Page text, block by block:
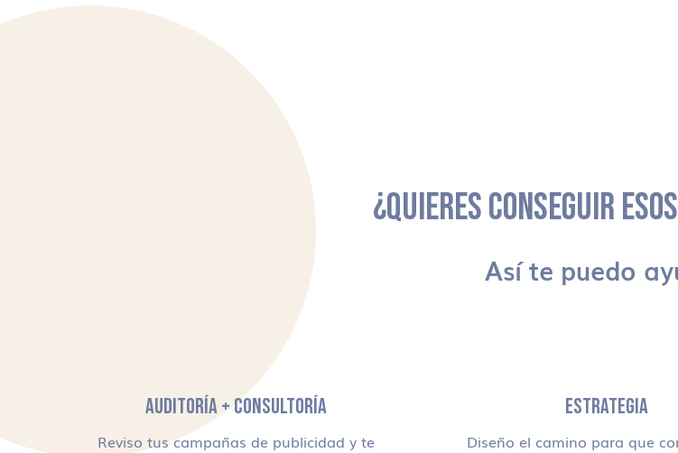
¿QUIERES CONSEGUIR
Así te puedo
AUDITORÍA + CONSULTORÍA
Reviso tus campañas de publicidad y te
ESTRATEGIA
Diseño el camino para que